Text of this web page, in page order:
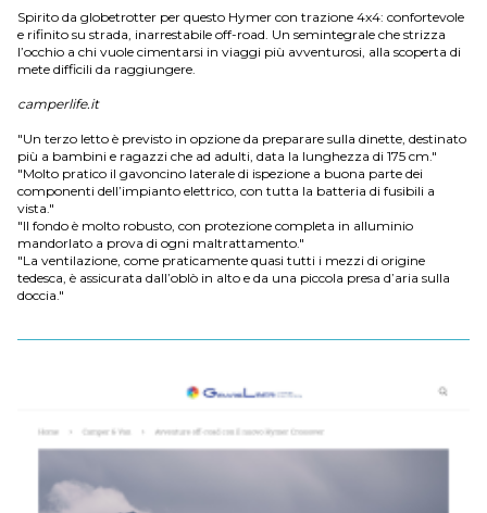
Spirito da globetrotter per questo Hymer con trazione 4x4: confortevole
e rifinito su strada, inarrestabile off-road. Un semintegrale che strizza
l’occhio a chi vuole cimentarsi in viaggi più avventurosi, alla scoperta di
mete difficili da raggiungere.
camperlife.it
"Un terzo letto è previsto in opzione da preparare sulla dinette, destinato
più a bambini e ragazzi che ad adulti, data la lunghezza di 175 cm."
"Molto pratico il gavoncino laterale di ispezione a buona parte dei
componenti dell’impianto elettrico, con tutta la batteria di fusibili a
vista."
"Il fondo è molto robusto, con protezione completa in alluminio
mandorlato a prova di ogni maltrattamento."
"La ventilazione, come praticamente quasi tutti i mezzi di origine
tedesca, è assicurata dall’oblò in alto e da una piccola presa d’aria sulla
doccia."